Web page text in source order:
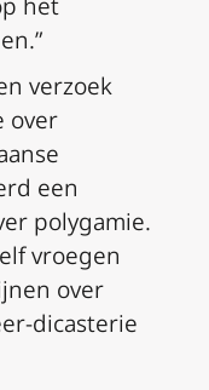
verzoek
over
een
polygamie.
vroegen
over
dicasterie